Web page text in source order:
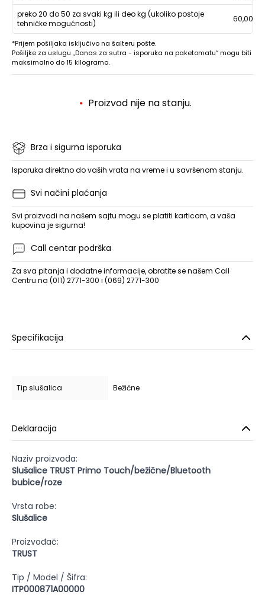
preko 20 do 50 za svaki kg ili deo kg (ukoliko postoje
tehničke mogućnosti)
60,00
*Prijem pošiljaka isključivo na šalteru pošte.
Pošiljke za uslugu „Danas za sutra - isporuka na paketomatu“ mogu biti
maksimalno do 15 kilograma.
Proizvod nije na stanju.
Brza i sigurna isporuka
Isporuka direktno do vaših vrata na vreme i u savršenom stanju.
Svi načini plaćanja
Svi proizvodi na našem sajtu mogu se platiti karticom, a vaša
kupovina je sigurna!
Call centar podrška
Za sva pitanja i dodatne informacije, obratite se našem Call
Centru na (011) 2771-300 i (069) 2771-300
Specifikacija
Tip slušalica Bežične
Deklaracija
Naziv proizvoda:
Slušalice TRUST Primo Touch/bežične/Bluetooth
bubice/roze
Vrsta robe:
Slušalice
Proizvođač:
TRUST
Tip / Model / Šifra:
ITP000871A00000